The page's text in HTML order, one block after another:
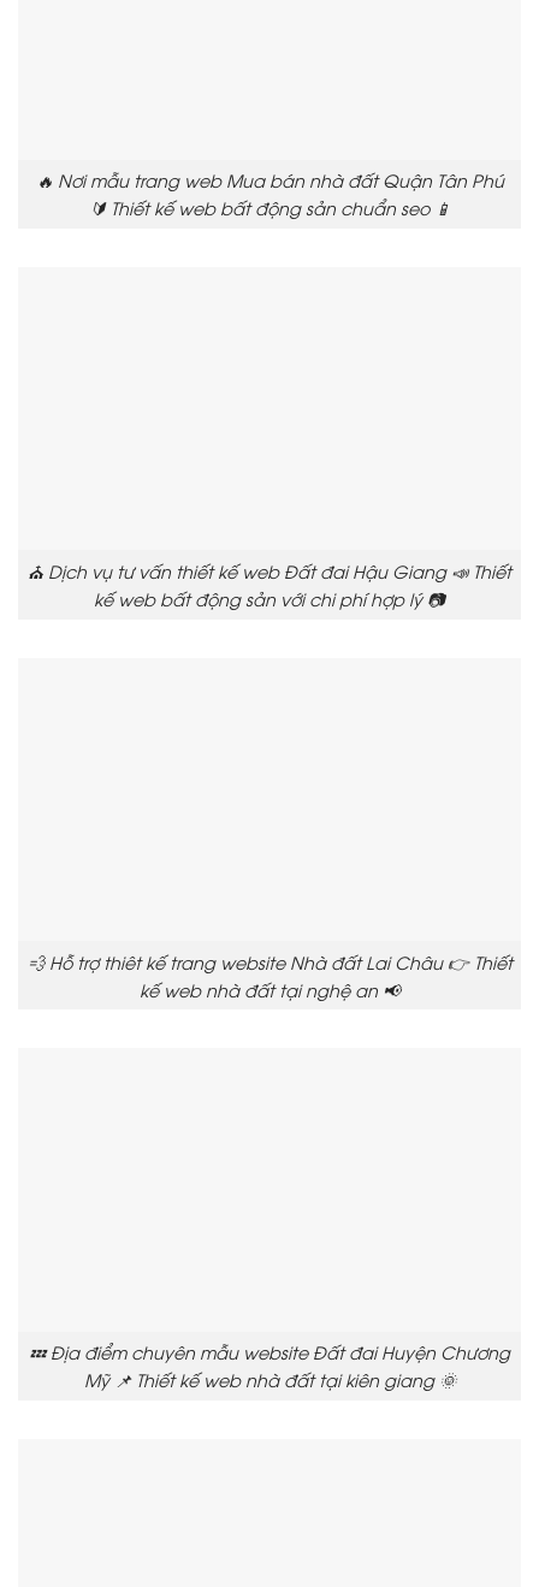
🔥 Nơi mẫu trang web Mua bán nhà đất Quận Tân Phú
🔰 Thiết kế web bất động sản chuẩn seo 📱
⛪ Dịch vụ tư vấn thiết kế web Đất đai Hậu Giang 📣 Thiết
kế web bất động sản với chi phí hợp lý 📷
💨 Hỗ trợ thiêt kế trang website Nhà đất Lai Châu 👉 Thiết
kế web nhà đất tại nghệ an 📢
💤 Địa điểm chuyên mẫu website Đất đai Huyện Chương
Mỹ 📌 Thiết kế web nhà đất tại kiên giang 🌞